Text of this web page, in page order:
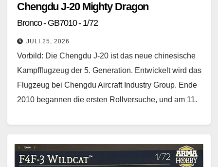
Chengdu J-20 Mighty Dragon
Bronco - GB7010 - 1/72
JULI 25, 2026
Vorbild: Die Chengdu J-20 ist das neue chinesische
Kampfflugzeug der 5. Generation. Entwickelt wird das
Flugzeug bei Chengdu Aircraft Industry Group. Ende
2010 begannen die ersten Rollversuche, und am 11.